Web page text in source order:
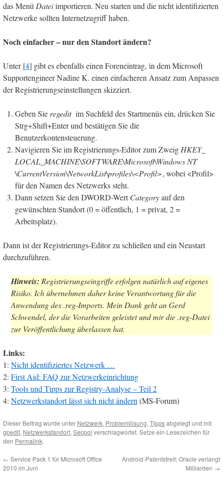
das MenüDateiimportieren. Neu starten und die nicht identifizierten
Netzwerke sollten Internetzugriff haben.
Noch einfacher – nur den Standort ändern?
Unter [4] gibt es ebenfalls einen Foreneintrag, in dem Microsoft
Supportengineer Nadine K. einen einfacheren Ansatz zum Anpassen
der Registrierungseinstellungen skizziert.
Geben Sieregedit im Suchfeld des Startmenüs ein, drücken Sie
Strg+Shift+Enter und bestätigen Sie die
Benutzerkontensteuerung.
Navigieren Sie im Registrierungs-Editor zum ZweigHKEY_
LOCAL_MACHINE\SOFTWARE\Microsoft\Windows NT
\CurrentVersion\NetworkList\profiles\<Profil>, wobei <Profil>
für den Namen des Netzwerks steht.
Dann setzen Sie den DWORD-WertCategoryauf den
gewünschten Standort (0 = öffentlich, 1 = privat, 2 =
Arbeitsplatz).
Dann ist der Registrierungs-Editor zu schließen und ein Neustart
durchzuführen.
Hinweis: Registrierungseingriffe erfolgen natürlich auf eigenes
Risiko. Ich übernehmen daher keine Verantwortung für die
Anwendung des .reg-Imports. Mein Dank geht an Gerd
Schwendel, der die Vorarbeiten geleistet und mir die .reg-Datei
zur Veröffentlichung überlassen hat.
Links:
1: Nicht identifiziertes Netzwerk …
2: First Aid: FAQ zur Netzwerkeinrichtung
3: Tools und Tipps zur Registry-Analyse – Teil 2
4: Netzwerkstandort lässt sich nicht ändern(MS-Forum)
Dieser Beitrag wurde unter Netzwerk, Problemlösung,Tippsabgelegt und mit
gpedit, Netzwerkstandort,Secpol verschlagwortet. Setze ein Lesezeichen für
den Permalink.
← Service Pack 1 für Microsoft Office
2010 im Juni
Android-Patentstreit: Oracle verlangt
Milliarden →